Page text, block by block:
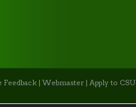
Feedback Webmaster Apply to CSU